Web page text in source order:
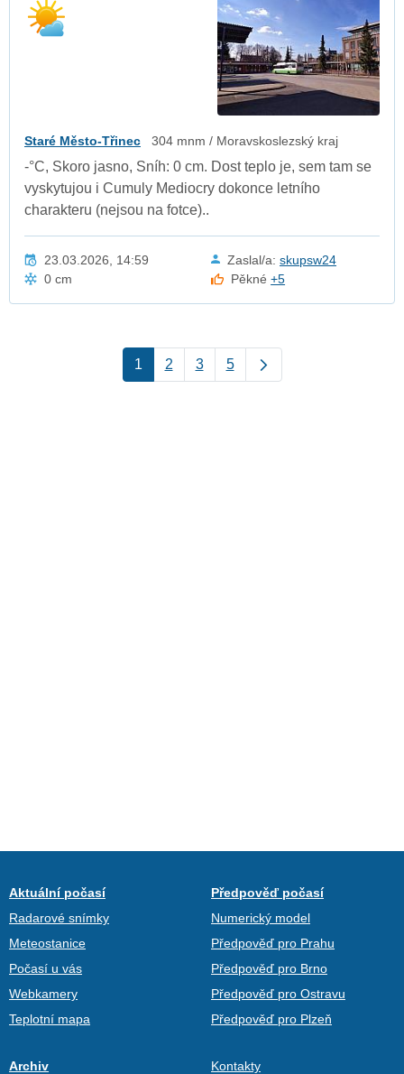
Staré Město-Třinec 304 mnm / Moravskoslezský kraj
-°C, Skoro jasno, Sníh: 0 cm. Dost teplo je, sem tam se
vyskytujou i Cumuly Mediocry dokonce letního
charakteru (nejsou na fotce)..
23.03.2026, 14:59 Zaslal/a: skupsw24
0 cm
Pěkné+5
1 2 3 5
Aktuální počasí
Radarové snímky
Meteostanice
Počasí u vás
Webkamery
Teplotní mapa
Předpověď počasí
Numerický model
Předpověď pro Prahu
Předpověď pro Brno
Předpověď pro Ostravu
Předpověď pro Plzeň
Archiv Kontakty